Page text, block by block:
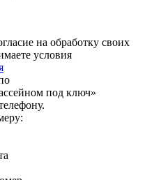
на обработку своих
условия
под ключ»